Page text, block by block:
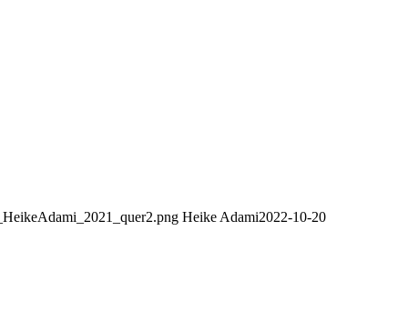
Heike Adami2022-10-20